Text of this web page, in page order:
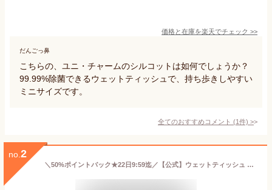
価格と在庫を楽天でチェック >>
だんごっ鼻
こちらの、ユニ・チャームのシルコットは如何でしょうか？
99.99%除菌できるウェットティッシュで、持ち歩きしやすい
ミニサイズです。
全てのおすすめコメント (1件) >
no. 2
＼50%ポイントバック★22日9:59迄／【公式】ウェットティッシュ ミニウェットティッシュ 48パック ノンアルコール 携帯 トイレに流せる ミニ流せるウェットシート minim 8枚入×6個 8個セット PWT-6PN POF-6PN【iris_dl03】